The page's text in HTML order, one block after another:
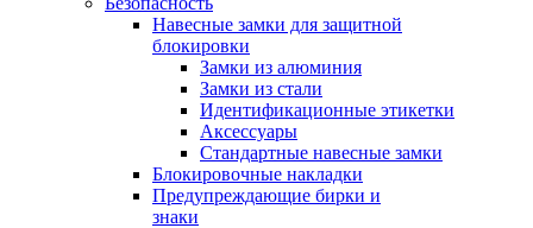
Навесные замки для защитной
блокировки
Замки из алюминия
Замки из стали
Идентификационные этикетки
Аксессуары
Стандартные навесные замки
Блокировочные накладки
Предупреждающие бирки и
знаки